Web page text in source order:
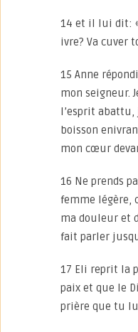
14 et il lui dit:
ivre? Va cuver
15 Anne
mon seigneur.
l’esprit abattu,
boisson
mon cœur
16 Ne prends
femme légère,
ma douleur et
fait parler
17 Eli reprit la
paix et que le
prière que tu